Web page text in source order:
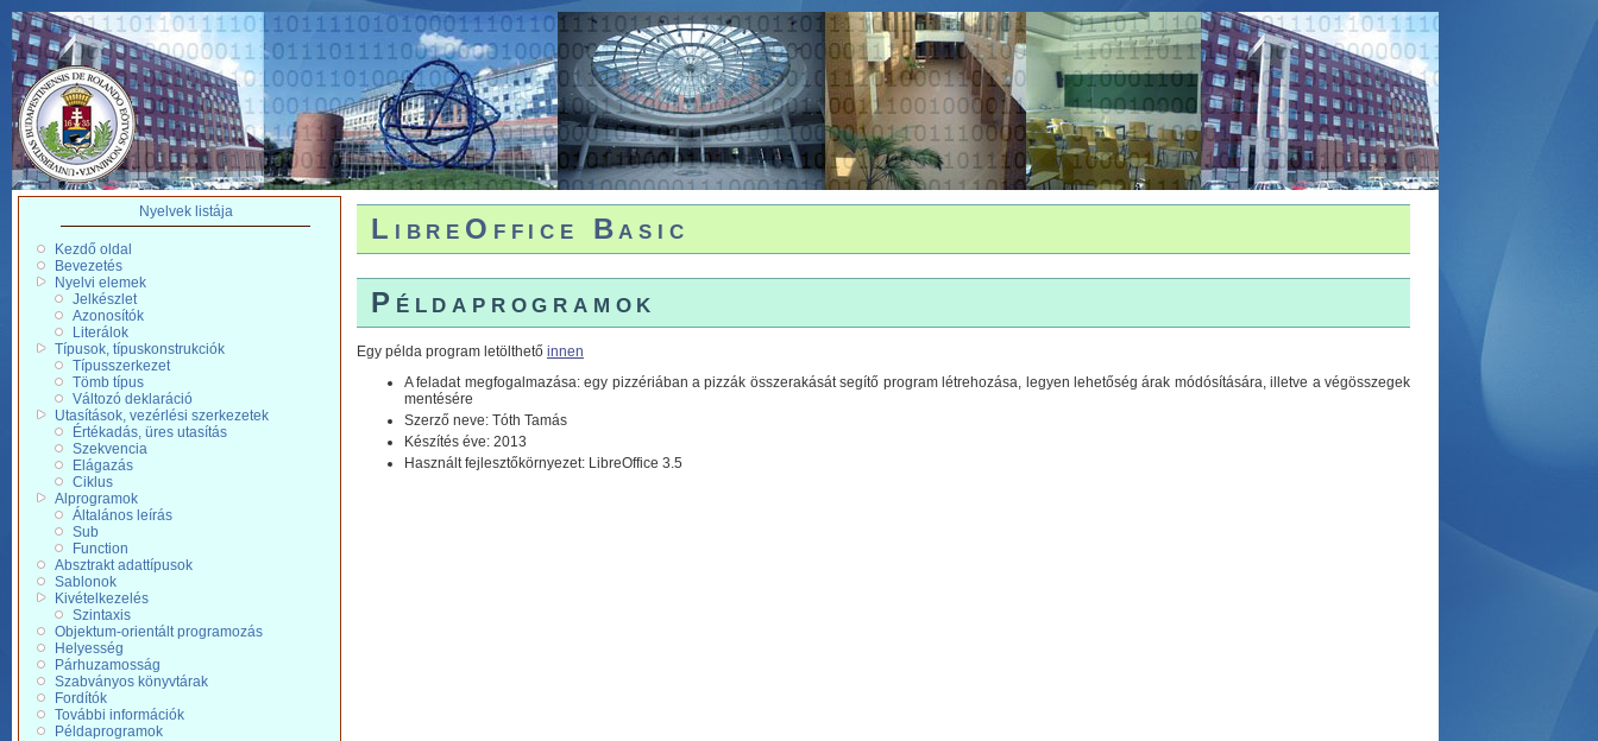
Nyelvek listája
Kezdő oldal
Bevezetés
Nyelvi elemek
Jelkészlet
Azonosítók
Literálok
Típusok, típuskonstrukciók
Típusszerkezet
Tömb típus
Változó deklaráció
Utasítások, vezérlési szerkezetek
Értékadás, üres utasítás
Szekvencia
Elágazás
Ciklus
Alprogramok
Általános leírás
Sub
Function
Absztrakt adattípusok
Sablonok
Kivételkezelés
Szintaxis
Objektum-orientált programozás
Helyesség
Párhuzamosság
Szabványos könyvtárak
Fordítók
További információk
Példaprogramok
LibreOffice Basic
Példaprogramok
Egy példa program letölthető innen
A feladat megfogalmazása: egy pizzériában a pizzák összerakását segítő program létrehozása, legyen lehetőség árak módósítására, illetve a végösszegek
mentésére
Szerző neve: Tóth Tamás
Készítés éve: 2013
Használt fejlesztőkörnyezet: LibreOffice 3.5